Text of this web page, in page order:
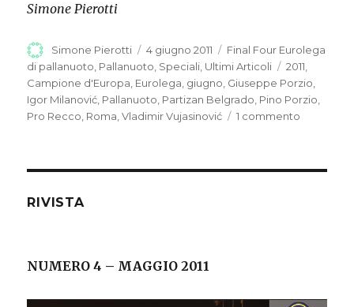
Simone Pierotti
Autore
Simone Pierotti
Pubblicato
il
4 giugno 2011 Categorie
Final Four Eurolega
di pallanuoto Pallanuoto Speciali Ultimi Articoli Tag
2011
Campione d'Europa Eurolega giugno Giuseppe Porzio
Igor Milanović Pallanuoto Partizan Belgrado Pino Porzio
Pro Recco Roma ,Vladimir Vujasinović 1 commento
RIVISTA
NUMERO 4 – MAGGIO 2011